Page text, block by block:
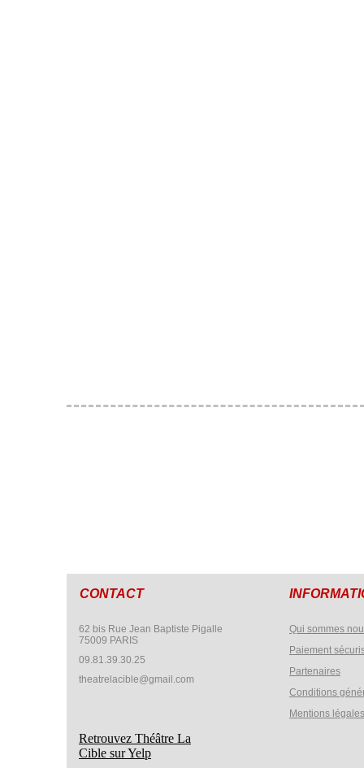
CONTACT
62 bis Rue Jean Baptiste Pigalle
75009 PARIS
09.81.39.30.25
theatrelacible@gmail.com
Retrouvez Théâtre La
Cible sur Yelp
Qui sommes
Paiement
Partenaires
Conditions
Mentions légales